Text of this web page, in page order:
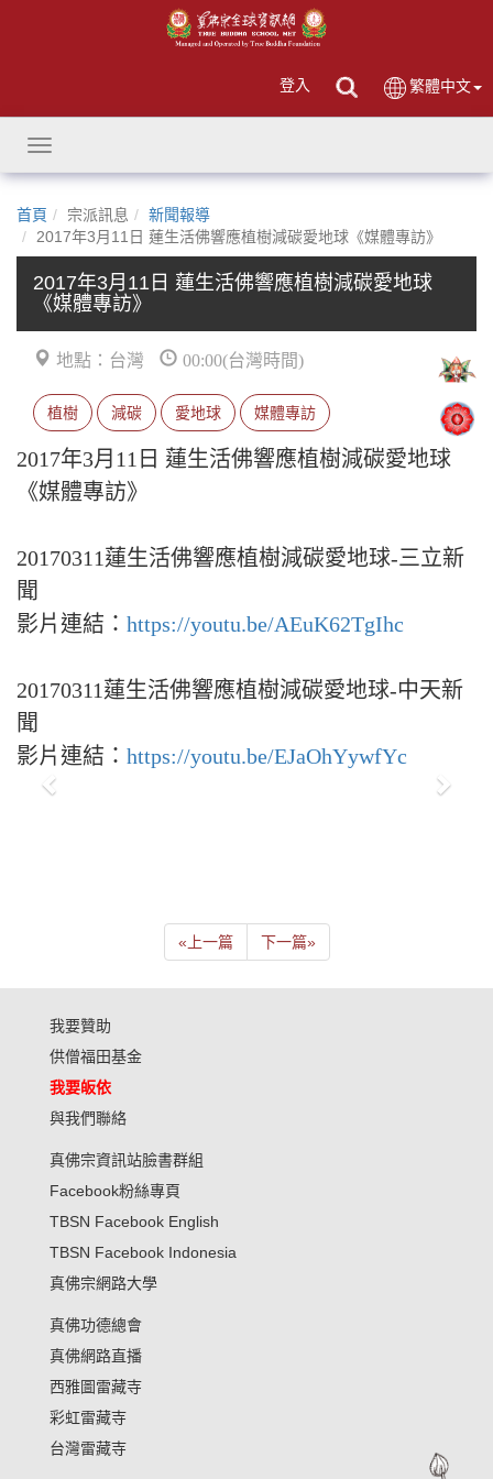
登入 繁體中文
Toggle
navigation
首頁 宗派訊息
新聞報導
2017年3月11日 蓮生活佛響應植樹減碳愛地球《媒體專訪》
2017年3月11日 蓮生活佛響應植樹減碳愛地球
《媒體專訪》
地點：台灣 00:00(台灣時間)
植樹 減碳 愛地球 媒體專訪
2017年3月11日 蓮生活佛響應植樹減碳愛地球
《媒體專訪》
20170311蓮生活佛響應植樹減碳愛地球-三立新
聞
影片連結： https://youtu.be/AEuK62TgIhc
20170311蓮生活佛響應植樹減碳愛地球-中天新
聞
影片連結： https://youtu.be/EJaOhYywfYc
« 上一篇 下一篇»
我要贊助
供僧福田基金
我要皈依
與我們聯絡
真佛宗資訊站臉書群組
Facebook粉絲專頁
TBSN Facebook English
TBSN Facebook Indonesia
真佛宗網路大學
真佛功德總會
真佛網路直播
西雅圖雷藏寺
彩虹雷藏寺
台灣雷藏寺